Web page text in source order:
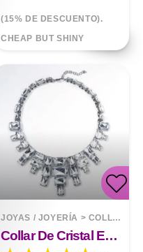
(15% DE DESCUENTO).
CHEAP BUT SHINY
JOYAS / JOYERÍA > COLLARES
Collar De Cristal Exagerado De Moda